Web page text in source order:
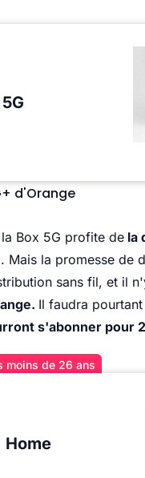
d'Orange
la Box 5G profite de la
Mais la promesse de
sans fil, et il
Il faudra
s'abonner pour
moins de 26 ans
Home